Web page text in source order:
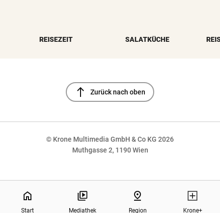
REISEZEIT SALATKÜCHE
north Zurück nach oben
© Krone Multimedia GmbH & Co KG 2026
Muthgasse 2, 1190 Wien
home
Start Mediathek
pin_drop
Region Krone+
NaN%